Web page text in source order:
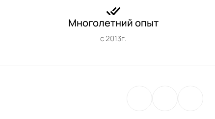
Многолетний опыт
с 2013г.